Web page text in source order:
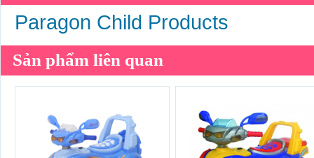
Paragon Child Products
Sản phẩm liên quan